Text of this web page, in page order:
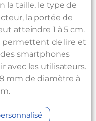
la taille, le type de
la portée de
atteindre 1 à 5 cm.
permettent de lire et
smartphones
avec les utilisateurs.
mm de diamètre à